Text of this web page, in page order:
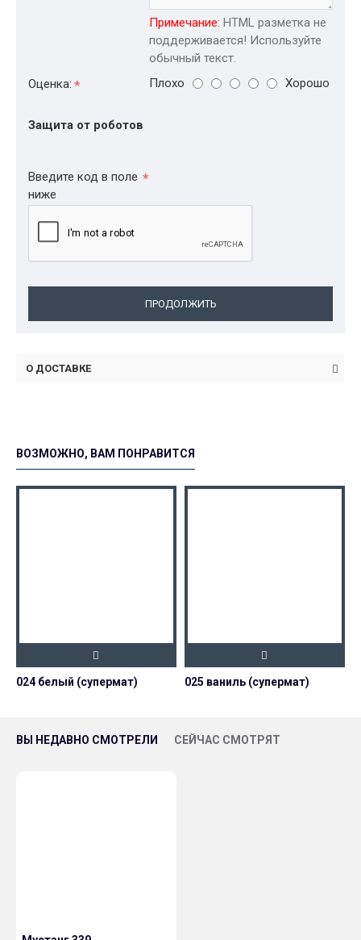
Примечание: HTML разметка не
поддерживается! Используйте
обычный текст.
Оценка:
Плохо Хорошо
Защита от роботов
Введите код в поле
ниже
ПРОДОЛЖИТЬ
О ДОСТАВКЕ
ВОЗМОЖНО, ВАМ ПОНРАВИТСЯ
024 белый (супермат) 025 ваниль (супермат)
ВЫ НЕДАВНО СМОТРЕЛИ СЕЙЧАС СМОТРЯТ